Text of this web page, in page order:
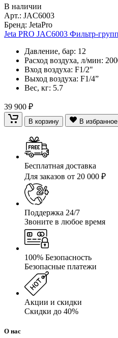
В наличии
Арт.: JAC6003
Бренд: JetaPro
Jeta PRO JAC6003 Фильтр-
Давление, бар: 12
Расход воздуха, л/мин:
Вход воздуха: F1/2"
Выход воздуха: F1/4”
Вес, кг: 5.7
39 900 ₽
В корзину В избранное
Бесплатная доставка
Для заказов от 20 000 ₽
Поддержка 24/7
Звоните в любое время
100% Безопасность
Безопасные платежи
Акции и скидки
Скидки до 40%
О нас